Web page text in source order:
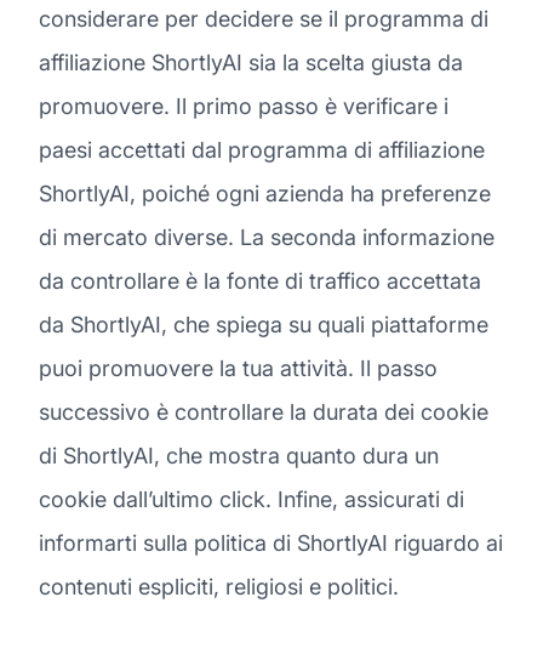
considerare per decidere se il programma di
affiliazione ShortlyAI sia la scelta giusta da
promuovere. Il primo passo è verificare i
paesi accettati dal programma di affiliazione
ShortlyAI, poiché ogni azienda ha preferenze
di mercato diverse. La seconda informazione
da controllare è la fonte di traffico accettata
da ShortlyAI, che spiega su quali piattaforme
puoi promuovere la tua attività. Il passo
successivo è controllare la durata dei cookie
di ShortlyAI, che mostra quanto dura un
cookie dall’ultimo click. Infine, assicurati di
informarti sulla politica di ShortlyAI riguardo ai
contenuti espliciti, religiosi e politici.